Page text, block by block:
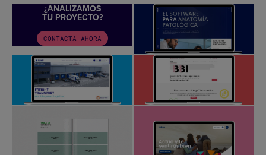
¿ANALIZAMOS
TU PROYECTO?
CONTACTA AHORA